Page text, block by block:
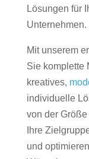
Lösungen für
Unternehmen.
Mit unserem
Sie komplette
kreatives,
individuelle
von der
Ihre
und